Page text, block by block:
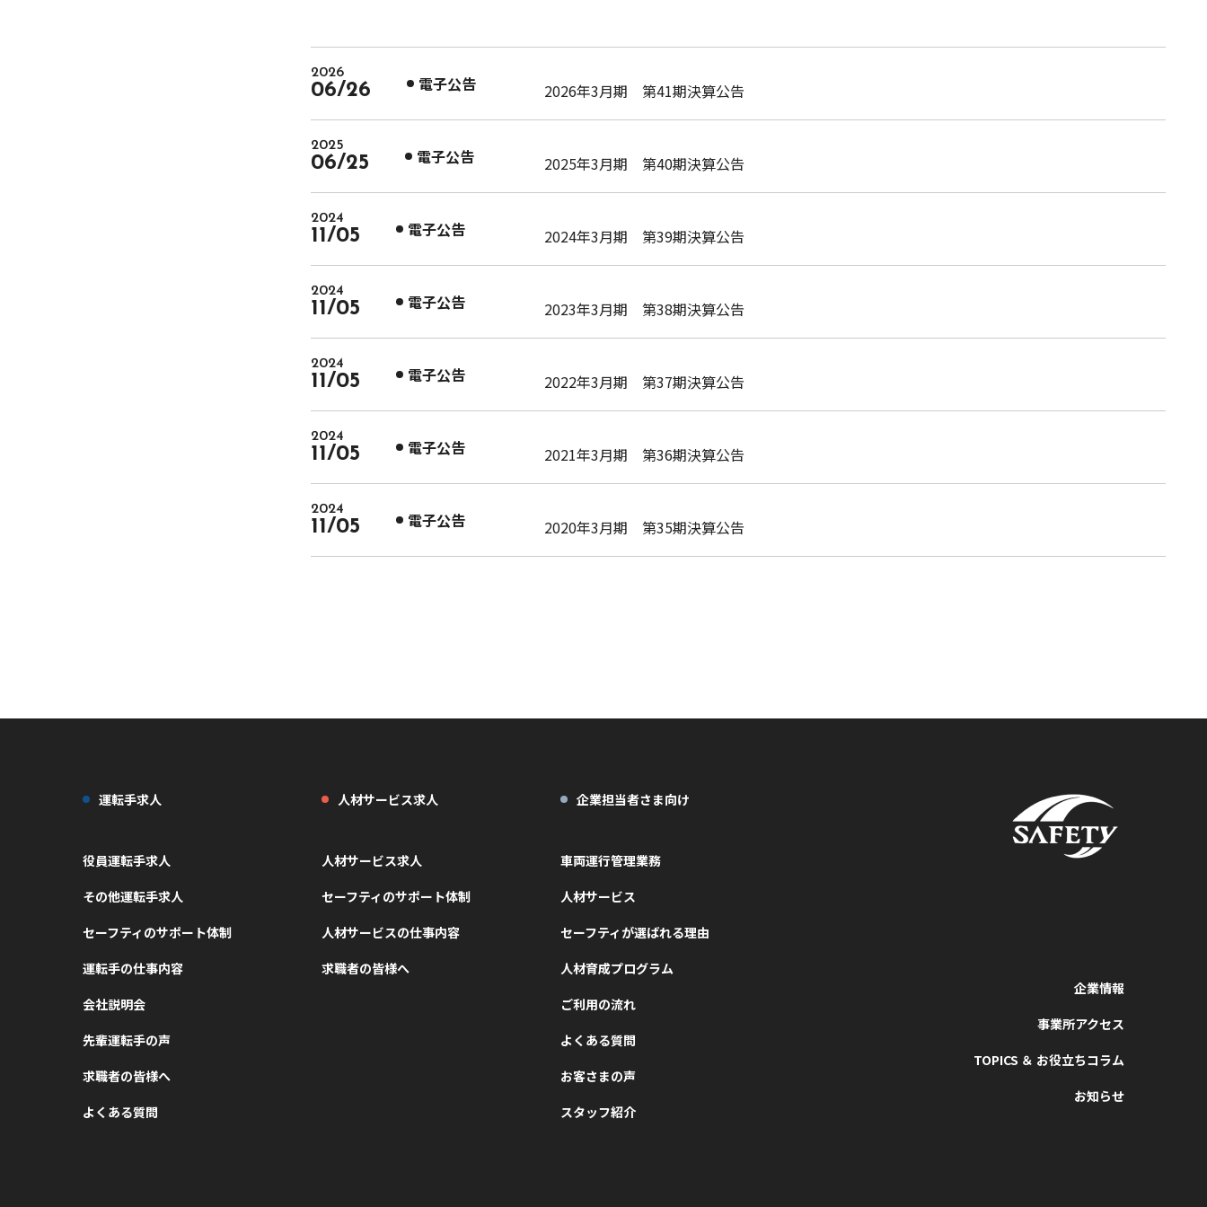
2026
06/26 電子公告 2026年3月期 第41期決算公告
2025
06/25 電子公告 2025年3月期 第40期決算公告
2024
11/05 電子公告 2024年3月期 第39期決算公告
2024
11/05 電子公告 2023年3月期 第38期決算公告
2024
11/05 電子公告 2022年3月期 第37期決算公告
2024
11/05 電子公告 2021年3月期 第36期決算公告
2024
11/05 電子公告 2020年3月期 第35期決算公告
運転手求人
役員運転手求人
その他運転手求人
セーフティのサポート体制
運転手の仕事内容
会社説明会
先輩運転手の声
求職者の皆様へ
よくある質問
人材サービス求人
人材サービス求人
セーフティのサポート体制
人材サービスの仕事内容
求職者の皆様へ
企業担当者さま向け
車両運行管理業務
人材サービス
セーフティが選ばれる理由
人材育成プログラム
ご利用の流れ
よくある質問
お客さまの声
スタッフ紹介
企業情報
事業所アクセス
TOPICS ＆ お役立ちコラム
お知らせ